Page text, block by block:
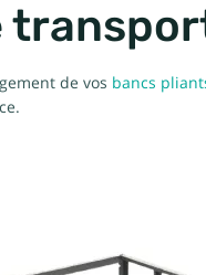
de vos bancs